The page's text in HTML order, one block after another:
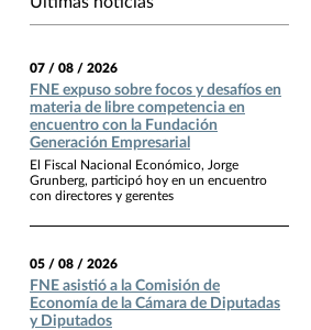
07 / 08 / 2026
FNE expuso sobre focos y desafíos en
materia de libre competencia en
encuentro con la Fundación
Generación Empresarial
El Fiscal Nacional Económico, Jorge
Grunberg, participó hoy en un encuentro
con directores y gerentes
05 / 08 / 2026
FNE asistió a la Comisión de
Economía de la Cámara de Diputadas
y Diputados